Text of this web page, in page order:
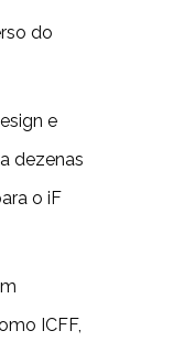
do
e
dezenas
o iF
ICFF,